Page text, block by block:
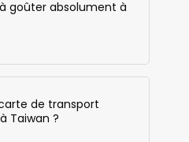
goûter absolument à
de transport
Taiwan ?